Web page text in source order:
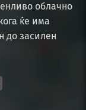
облачно
ќе има
до засилен